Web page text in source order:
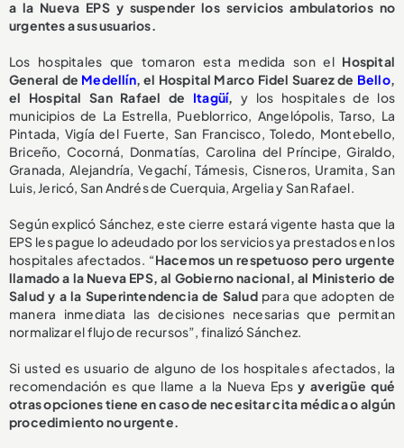
a la Nueva EPS y suspender los servicios ambulatorios no
urgentes a sus usuarios.
Los hospitales que tomaron esta medida son el Hospital
General de Medellín, el Hospital Marco Fidel Suarez de Bello,
el Hospital San Rafael de Itagüí, y los hospitales de los
municipios de La Estrella, Pueblorrico, Angelópolis, Tarso, La
Pintada, Vigía del Fuerte, San Francisco, Toledo, Montebello,
Briceño, Cocorná, Donmatías, Carolina del Príncipe, Giraldo,
Granada, Alejandría, Vegachí, Támesis, Cisneros, Uramita, San
Luis, Jericó, San Andrés de Cuerquia, Argelia y San Rafael.
Según explicó Sánchez, este cierre estará vigente hasta que la
EPS les pague lo adeudado por los servicios ya prestados en los
hospitales afectados. “Hacemos un respetuoso pero urgente
llamado a la Nueva EPS, al Gobierno nacional, al Ministerio de
Salud y a la Superintendencia de Salud para que adopten de
manera inmediata las decisiones necesarias que permitan
normalizar el flujo de recursos”, finalizó Sánchez.
Si usted es usuario de alguno de los hospitales afectados, la
recomendación es que llame a la Nueva Epsy averigüe qué
otras opciones tiene en caso de necesitar cita médica o algún
procedimiento no urgente.